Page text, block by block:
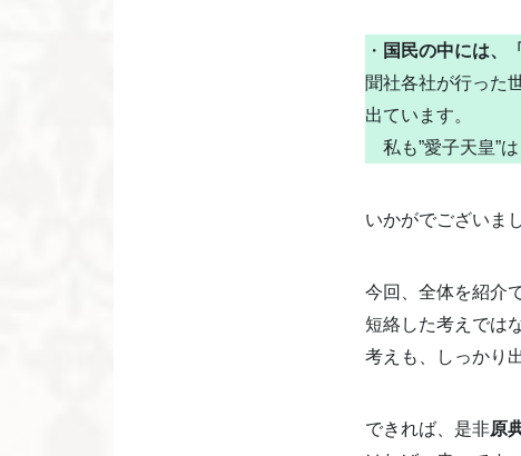
・ 国民の中には、
聞社各社が行った
出ています。
私も”愛子天皇”
いかがでございま
今回、全体を紹介
短絡した考えでは
考えも、しっかり
できれば、是非原